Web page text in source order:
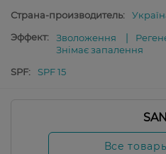
Страна-производитель:
Эффект:
Зволоження
Знімає запалення
SPF:
SPF 15
Все